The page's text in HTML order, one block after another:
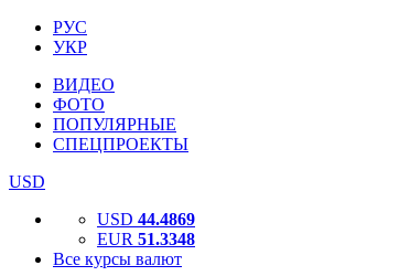
РУС
УКР
ВИДЕО
ФОТО
ПОПУЛЯРНЫЕ
СПЕЦПРОЕКТЫ
USD
USD 44.4869
EUR 51.3348
Все курсы валют